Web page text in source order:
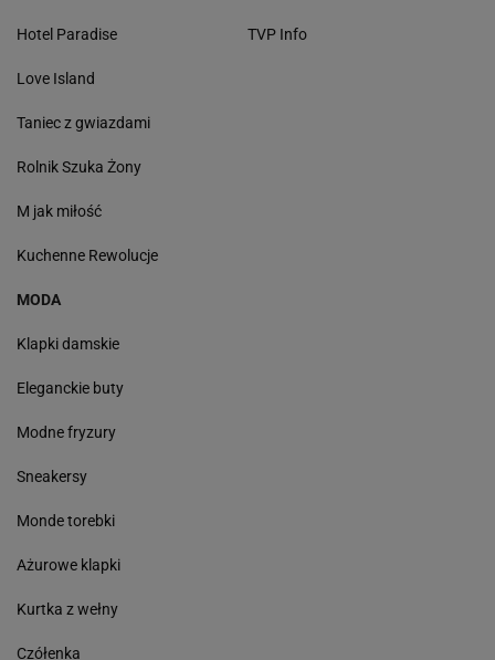
Hotel Paradise
Love Island
Taniec z gwiazdami
Rolnik Szuka Żony
M jak miłość
Kuchenne Rewolucje
TVP Info
MODA
Klapki damskie
Eleganckie buty
Modne fryzury
Sneakersy
Monde torebki
Ażurowe klapki
Kurtka z wełny
Czółenka